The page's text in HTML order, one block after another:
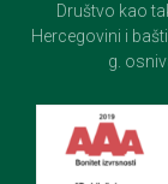
Društvo kao
Hercegovini i
g.